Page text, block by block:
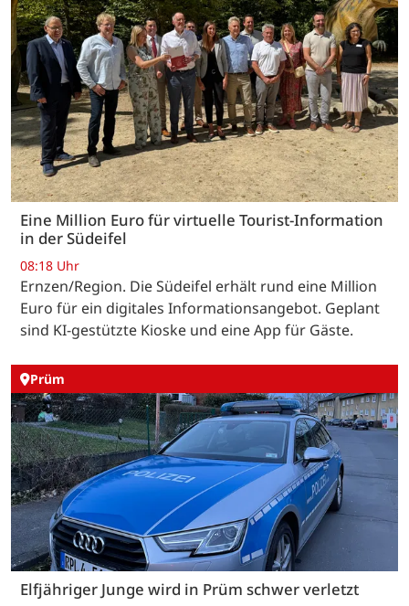
Eine Million Euro für virtuelle Tourist-Information
in der Südeifel
08:18 Uhr
Ernzen/Region. Die Südeifel erhält rund eine Million
Euro für ein digitales Informationsangebot. Geplant
sind KI-gestützte Kioske und eine App für Gäste.
Prüm
Elfjähriger Junge wird in Prüm schwer verletzt